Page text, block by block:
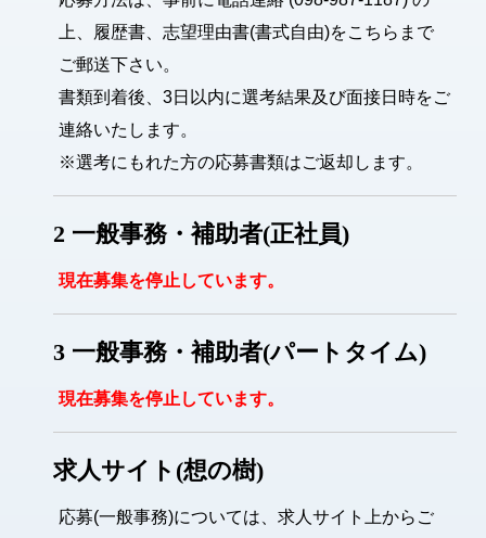
上、履歴書、志望理由書(書式自由)をこちらまで
ご郵送下さい。
書類到着後、3日以内に選考結果及び面接日時をご
連絡いたします。
※選考にもれた方の応募書類はご返却します。
2 一般事務・補助者(正社員)
現在募集を停止しています。
3 一般事務・補助者(パートタイム)
現在募集を停止しています。
求人サイト(想の樹)
応募(一般事務)については、求人サイト上からご